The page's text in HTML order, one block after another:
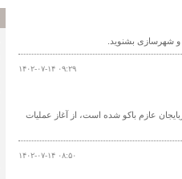
و شهرسازی بشنوید.
۱۴۰۲-۰۷-۱۴ ۰۹:۲۹
عازم باکو شده است، از آغاز عملیات
۱۴۰۲-۰۷-۱۴ ۰۸:۵۰